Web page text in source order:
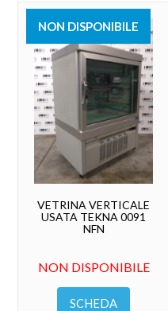
VENDUTO
NON DISPONIBILE
VETRINA VERTICALE
USATA TEKNA 0091
NFN
NON DISPONIBILE
SCHEDA